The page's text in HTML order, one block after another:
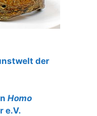
der
Homo
e.V.